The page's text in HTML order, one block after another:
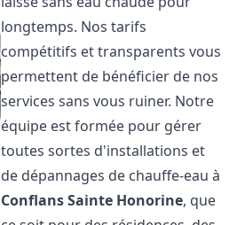
longtemps. Nos tarifs
compétitifs et transparents vous
permettent de bénéficier de nos
services sans vous ruiner. Notre
équipe est formée pour gérer
toutes sortes d'installations et
de dépannages de chauffe-eau à
Conflans Sainte Honorine, que